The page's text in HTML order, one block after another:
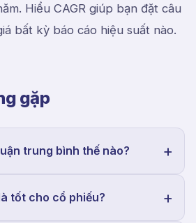
Hiểu CAGR giúp bạn đặt câu
bất kỳ báo cáo hiệu suất nào.
gặp
trung bình thế nào?
tốt cho cổ phiếu?